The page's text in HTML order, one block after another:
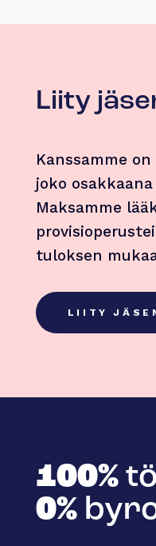
Liity
Kanssamme
joko
Maksamme
tuloksen
LIITY
100%
0%